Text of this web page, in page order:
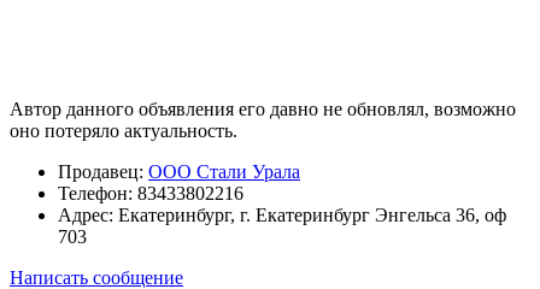
Автор данного объявления его давно не обновлял, возможно
оно потеряло актуальность.
Продавец: ООО Стали Урала
Телефон: 83433802216
Адрес: Екатеринбург, г. Екатеринбург Энгельса 36, оф
703
Написать сообщение